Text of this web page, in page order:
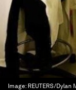
Image: REUTERS/Dylan